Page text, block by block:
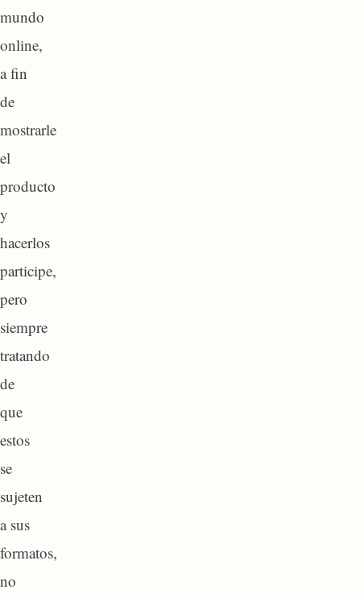
mundo
online,
a fin
de
mostrarle
el
producto
y
hacerlos
participe,
pero
siempre
tratando
de
que
estos
se
sujeten
a sus
formatos,
no